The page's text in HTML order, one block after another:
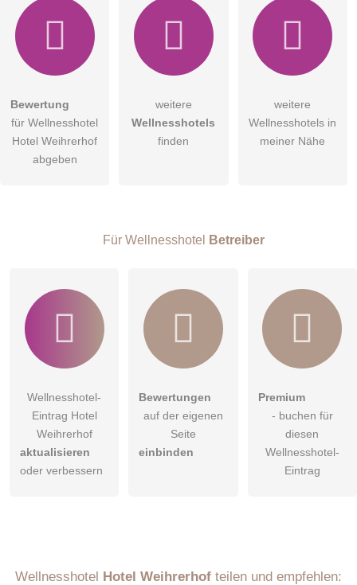
Hiermit akzeptiere ich dieAGB
DieDatenschutzerklärung habe ich zur Kenntnis genommen.
Besucher sichtbar
Bewertung
für Wellnesshotel
Hotel Weihrerhof
abgeben
weitere
Wellnesshotels
finden
weitere
Wellnesshotels in
meiner Nähe
Für Wellnesshotel Betreiber
Wellnesshotel-
Eintrag Hotel
Weihrerhof
aktualisieren
oder verbessern
Bewertungen
auf der eigenen
Seite
einbinden
Premium
- buchen für
diesen
Wellnesshotel-
Eintrag
Wellnesshotel Hotel Weihrerhof teilen und empfehlen: